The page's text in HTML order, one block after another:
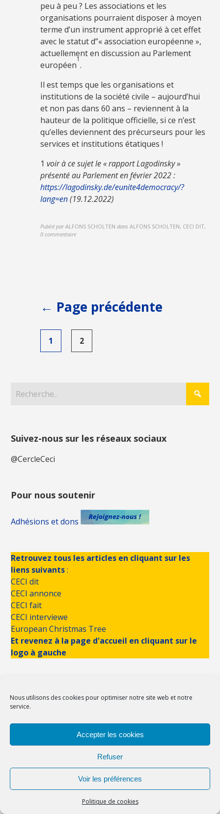
Nous utilisons des cookies pour optimiser notre site web et notre
service.
Accepter les cookies
Refuser
Voir les préférences
Politique de cookies
peu à peu ? Les associations et les
organisations pourraient disposer à moyen
terme d’un instrument approprié à cet effet
avec le statut d”« association européenne »,
actuellement en discussion au Parlement
européen
1
.
Il est temps que les organisations et
institutions de la société civile – aujourd’hui
et non pas dans 60 ans – reviennent à la
hauteur de la politique officielle, si ce n’est
qu’elles deviennent des précurseurs pour les
services et institutions étatiques !
1voir à ce sujet le « rapport Lagodinsky »
présenté au Parlement en février 2022 :
https://lagodinsky.de/eunite4democracy/?
lang=en(19.12.2022)
Publié par ALFONS SCHOLTEN dans ALFONS SCHOLTEN, CECI DIT,
0 commentaire
Pagination
des
publications
← Page précédente
1 2
Suivez-nous sur les réseaux sociaux
@CercleCeci
Pour nous soutenir
Adhésions et dons
Retrouvez tous les articles en cliquant sur les
liens suivants:
CECI dit
CECI annonce
CECI fait
CECI interviewe
European Christmas Tree
Et revenez à la page d'accueil en cliquant sur le
logo à gauche
Pour nous écrire
Derniers commentaires
De Rio Tinto à Guipavas, l’Europe au